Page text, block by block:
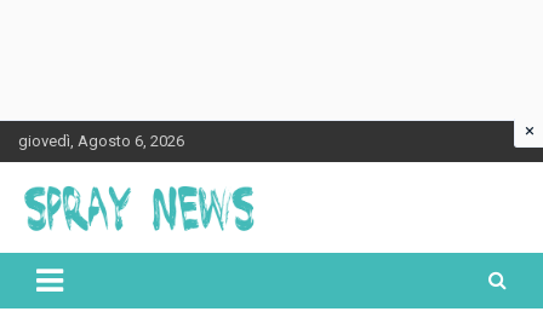
Skip
to
content
giovedì, Agosto 6, 2026
Spraynews.it
×